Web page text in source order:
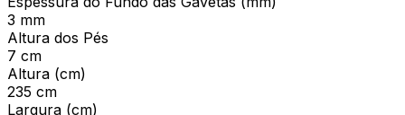
3 mm
Altura dos Pés
7 cm
Altura (cm)
235 cm
Largura (cm)